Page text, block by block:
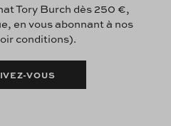
Tory Burch dès 250 €,
en vous abonnant à nos
conditions).
VOUS